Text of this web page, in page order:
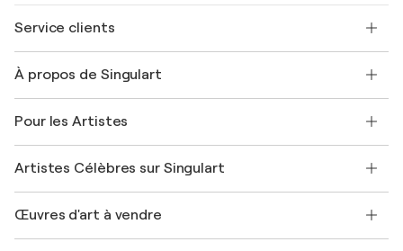
Service clients
Expédition
Offrir une carte cadeau
Rejoignez notre programme commercial
Mon compte
+33 1 76 44 06 42
À propos de Singulart
FAQ
Magazine Singulart
Emplois
Découvrez une sélection d'art original
Pour les Artistes
Se connecter en tant qu'Artiste
Artistes Célèbres sur Singulart
Marc Chagall
Œuvres d'art à vendre